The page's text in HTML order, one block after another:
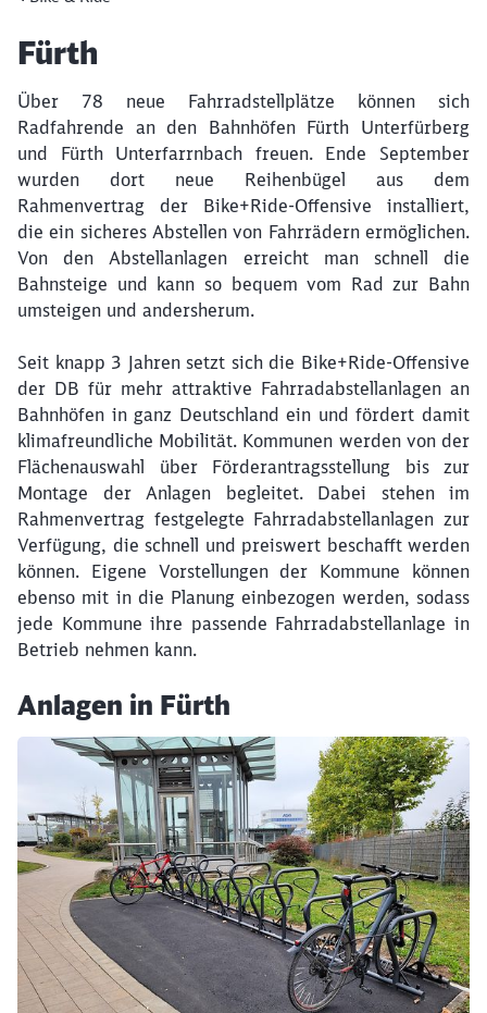
Artikel:
Fürth
Über 78 neue Fahrradstellplätze können sich
Radfahrende an den Bahnhöfen Fürth Unterfürberg
und Fürth Unterfarrnbach freuen. Ende September
wurden dort neue Reihenbügel aus dem
Rahmenvertrag der Bike+Ride-Offensive installiert,
die ein sicheres Abstellen von Fahrrädern ermöglichen.
Von den Abstellanlagen erreicht man schnell die
Bahnsteige und kann so bequem vom Rad zur Bahn
umsteigen und andersherum.
Seit knapp 3 Jahren setzt sich die Bike+Ride-Offensive
der DB für mehr attraktive Fahrradabstellanlagen an
Bahnhöfen in ganz Deutschland ein und fördert damit
klimafreundliche Mobilität. Kommunen werden von der
Flächenauswahl über Förderantragsstellung bis zur
Montage der Anlagen begleitet. Dabei stehen im
Rahmenvertrag festgelegte Fahrradabstellanlagen zur
Verfügung, die schnell und preiswert beschafft werden
können. Eigene Vorstellungen der Kommune können
ebenso mit in die Planung einbezogen werden, sodass
jede Kommune ihre passende Fahrradabstellanlage in
Betrieb nehmen kann.
Anlagen in Fürth
Klicken, um den folgenden Slider zu überspringen
Schließen
Möchten Sie zuweitergeleitet
werden?